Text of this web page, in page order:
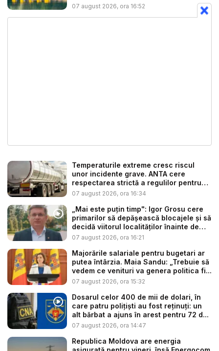
07 august 2026, ora 16:52
Temperaturile extreme cresc riscul
unor incidente grave. ANTA cere
respectarea strictă a regulilor pentru
tr...
07 august 2026, ora 16:34
„Mai este puțin timp": Igor Grosu cere
primarilor să depășească blocajele și să
decidă viitorul localităților înainte de
ex...
07 august 2026, ora 16:21
Majorările salariale pentru bugetari ar
putea întârzia. Maia Sandu: „Trebuie să
vedem ce venituri va genera politica fi...
07 august 2026, ora 15:32
Dosarul celor 400 de mii de dolari, în
care patru polițiști au fost reținuți: un
alt bărbat a ajuns în arest pentru 72 d...
07 august 2026, ora 14:47
Republica Moldova are energia